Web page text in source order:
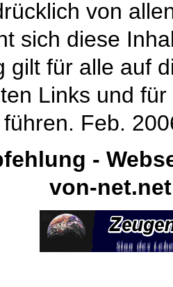
von
sich diese
gilt für alle auf
Links und
Feb.
-
von-net.net